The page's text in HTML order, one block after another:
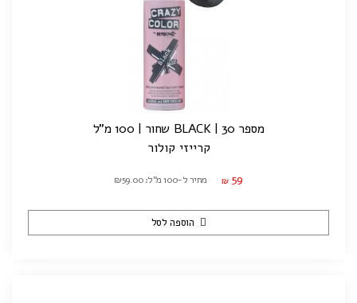
מספר 30 | BLACK שחור | 100 מ"ל
קרייזי קולור
₪ 59 מחיר ל-100 מ"ל: ₪59.00
הוספה לסל